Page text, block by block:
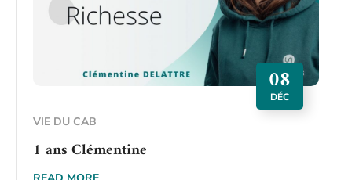
08
DÉC
VIE DU CAB
1 ans Clémentine